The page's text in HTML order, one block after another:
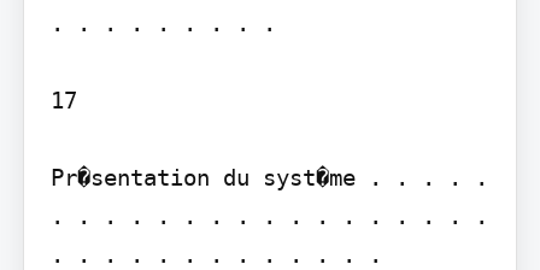
. . . . . . . . .
17
Pr�sentation du syst�me . . . . .
. . . . . . . . . . . . . . . . .
. . . . . . . . . . . . .